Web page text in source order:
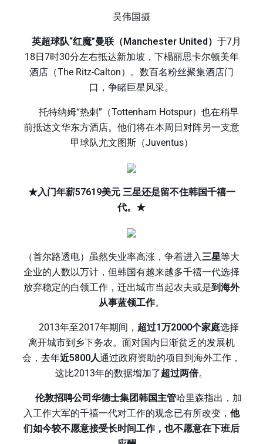
吴伟国摄
英超球队“红魔”曼联（Manchester United） 于7月
18日7时30分左右抵达新加坡，下榻丽思卡尔顿美年
酒店（The Ritz-Calton）。数百名粉丝聚集酒店门
口，争睹巨星风采。
托特纳姆“热刺”（Tottenham Hotspur）也在稍早
前抵达文华东方酒店。他们将在本周日对阵另一支意
甲球队尤文图斯（Juventus）
★入门年薪57619美元 三星还是留不住韩国千禧一
代。★
（首尔路透电）虽然失业率高涨，争着进入三星等大
企业的人数以万计，但韩国有越来越多千禧一代选择
放弃稳定的白领工作，迁出城市当起农夫或是到海外
从事蓝领工作。
2013年至2017年期间， 超过1万2000个家庭选择
离开城市到乡下务农。面对国内日渐贫乏的发展机
会，去年近5800人通过政府资助的项目到海外工作，
这比2013年的数据增加了超过两倍。
伦敦招聘公司华德士集团韩国主管哈里森指出，加
入工作大军的千禧一代对工作的观念已有所改变， 他
们如今较不愿意接受长时间工作，也不愿意在下班后